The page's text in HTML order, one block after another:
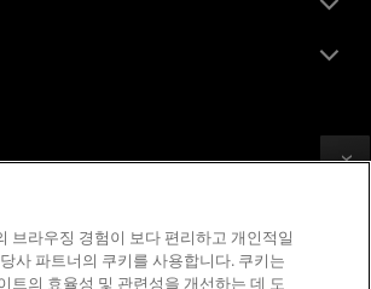
상표
공급망 투명성
브라우징 경험이 보다 편리하고 개인적일
사 파트너의 쿠키를 사용합니다. 쿠키는
트의 효율성 및 관련성을 개선하는 데 도